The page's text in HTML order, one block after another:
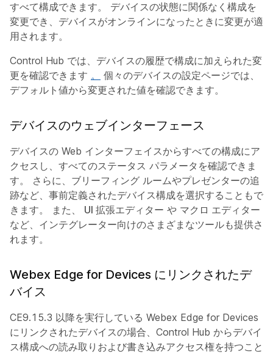
すべて構成できます。 デバイスの状態に関係なく構成を
変更でき、デバイスがオンラインになったときに変更が適
用されます。
Control Hub では、デバイスの履歴で構成に加えられた変
更を確認できます 。
個々のデバイスの設定ページでは、
デフォルト値から変更された値を確認できます。
デバイスのウェブインターフェース
デバイスの Web インターフェイスからすべての構成にア
クセスし、すべてのステータス パラメータを確認できま
す。 さらに、ブリーフィング ルームやプレゼンターの追
跡など、事前定義されたデバイス構成を選択することもで
きます。 また、 UI 拡張エディター や マクロ エディター
など、インテグレーター向けのさまざまなツールも提供さ
れます。
Webex Edge for Devices にリンクされたデ
バイス
CE9.15.3 以降を実行している Webex Edge for Devices
にリンクされたデバイスの場合、Control Hub からデバイ
ス構成への読み取りおよび書き込みアクセス権を持つこと